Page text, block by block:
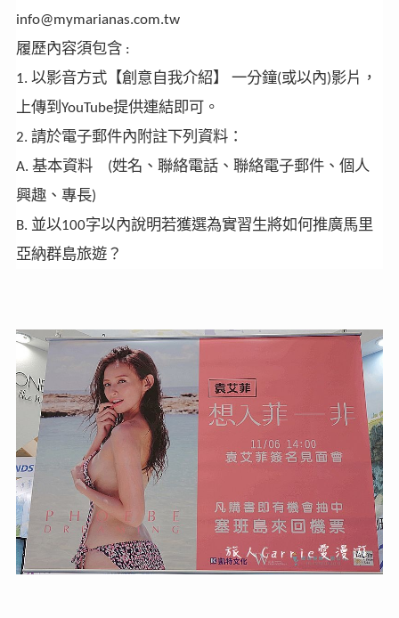
info@mymarianas.com.tw
履歷內容須包含:
1. 以影音方式【創意自我介紹】 一分鐘(或以內)影片，
上傳到 YouTube提供連結即可。
2. 請於電子郵件內附註下列資料：
A. 基本資料 (姓名、聯絡電話、聯絡電子郵件、個人
興趣、專長)
B. 並以100字以內說明若獲選為實習生將如何推廣馬里
亞納群島旅遊？